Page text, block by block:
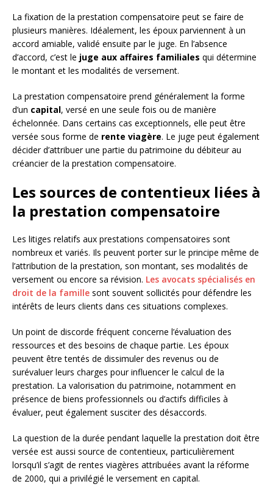
La fixation de la prestation compensatoire peut se faire de
plusieurs manières. Idéalement, les époux parviennent à un
accord amiable, validé ensuite par le juge. En l’absence
d’accord, c’est le juge aux affaires familiales qui détermine
le montant et les modalités de versement.
La prestation compensatoire prend généralement la forme
d’un capital, versé en une seule fois ou de manière
échelonnée. Dans certains cas exceptionnels, elle peut être
versée sous forme de rente viagère. Le juge peut également
décider d’attribuer une partie du patrimoine du débiteur au
créancier de la prestation compensatoire.
Les sources de contentieux liées à
la prestation compensatoire
Les litiges relatifs aux prestations compensatoires sont
nombreux et variés. Ils peuvent porter sur le principe même de
l’attribution de la prestation, son montant, ses modalités de
versement ou encore sa révision. Les avocats spécialisés en
droit de la famille sont souvent sollicités pour défendre les
intérêts de leurs clients dans ces situations complexes.
Un point de discorde fréquent concerne l’évaluation des
ressources et des besoins de chaque partie. Les époux
peuvent être tentés de dissimuler des revenus ou de
surévaluer leurs charges pour influencer le calcul de la
prestation. La valorisation du patrimoine, notamment en
présence de biens professionnels ou d’actifs difficiles à
évaluer, peut également susciter des désaccords.
La question de la durée pendant laquelle la prestation doit être
versée est aussi source de contentieux, particulièrement
lorsqu’il s’agit de rentes viagères attribuées avant la réforme
de 2000, qui a privilégié le versement en capital.